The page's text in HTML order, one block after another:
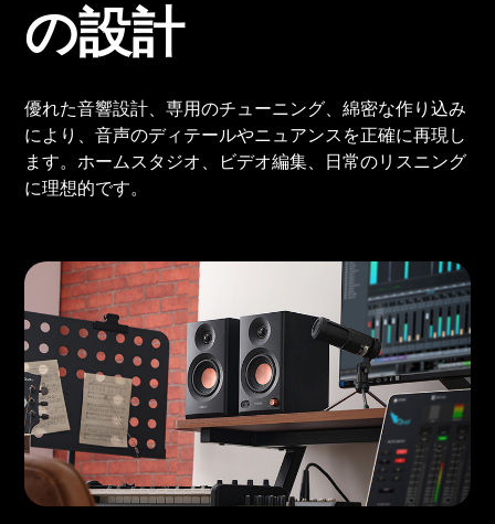
の設計
優れた音響設計、専用のチューニング、綿密な作り込み
により、音声のディテールやニュアンスを正確に再現し
ます。ホームスタジオ、ビデオ編集、日常のリスニング
に理想的です。